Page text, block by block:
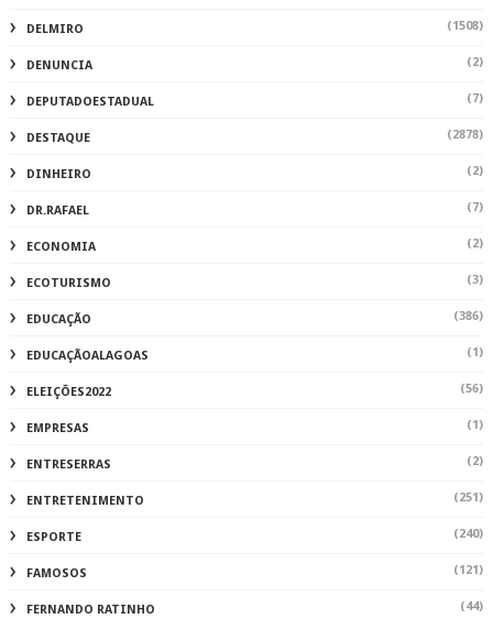
DELMIRO (1508)
DENUNCIA (2)
DEPUTADOESTADUAL (7)
DESTAQUE (2878)
DINHEIRO (2)
DR.RAFAEL (7)
ECONOMIA (2)
ECOTURISMO (3)
EDUCAÇÃO (386)
EDUCAÇÃOALAGOAS (1)
ELEIÇÕES2022 (56)
EMPRESAS (1)
ENTRESERRAS (2)
ENTRETENIMENTO (251)
ESPORTE (240)
FAMOSOS (121)
FERNANDO RATINHO (44)